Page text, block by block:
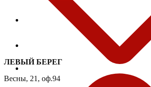
ЛЕВЫЙ БЕРЕГ
Весны, 21, оф.94